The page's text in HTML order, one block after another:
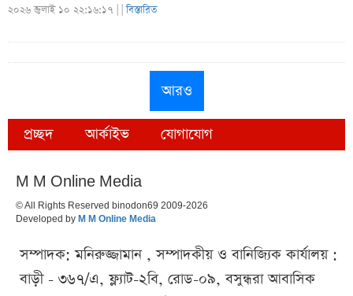
২০২৬ জুলাই ১০ ২২:১৬:১৭ | |বিস্তারিত
আরও
প্রচ্ছদ আর্কাইভ যোগাযোগ
M M Online Media
© All Rights Reserved binodon69 2009-2026
Developed by M M Online Media
সম্পাদক: মনিরুজ্জামান , সম্পাদকীয় ও বানিজ্যিক কার্যালয় :
বাড়ী - ৩৬৭/এ, ফ্ল্যাট-২বি, রোড-০৯, বসুন্ধরা আবাসিক